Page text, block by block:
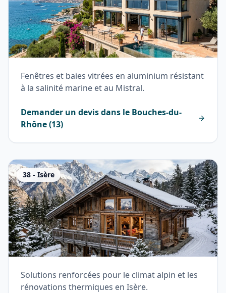
Fenêtres et baies vitrées en aluminium résistant
à la salinité marine et au Mistral.
Demander un devis dans le Bouches-du-
Rhône(13)
38 - Isère
Solutions renforcées pour le climat alpin et les
rénovations thermiques en Isère.